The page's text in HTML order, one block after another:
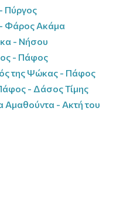
Πύργος
Φάρος Ακάμα
- Νήσου
- Πάφος
της Ψώκας - Πάφος
- Δάσος Τίμης
Αμαθούντα - Ακτή του